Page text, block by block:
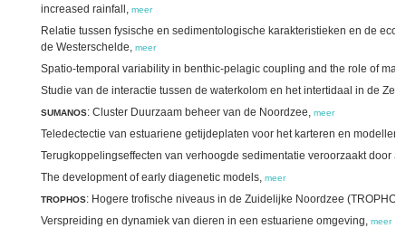
increased rainfall, meer
Relatie tussen fysische en sedimentologische karakteristieken en de
de Westerschelde, meer
Spatio-temporal variability in benthic-pelagic coupling and the role of
Studie van de interactie tussen de waterkolom en het intertidaal in de
SUMANOS: Cluster Duurzaam beheer van de Noordzee, meer
Teledectectie van estuariene getijdeplaten voor het karteren en
Terugkoppelingseffecten van verhoogde sedimentatie veroorzaakt door
The development of early diagenetic models, meer
TROPHOS: Hogere trofische niveaus in de Zuidelijke Noordzee
Verspreiding en dynamiek van dieren in een estuariene omgeving, meer